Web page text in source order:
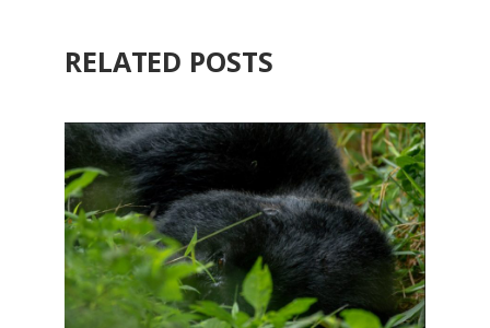
RELATED POSTS